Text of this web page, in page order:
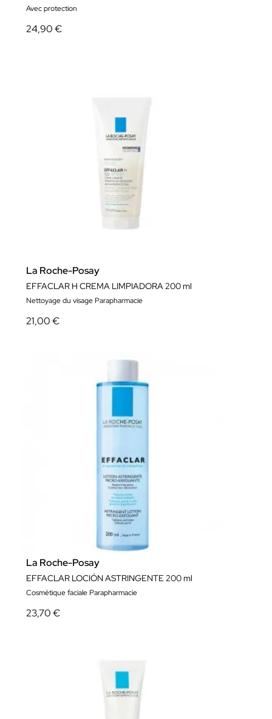
Avec protection
24,90 €
La Roche-Posay
EFFACLAR H CREMA LIMPIADORA 200 ml
Nettoyage du visage Parapharmacie
21,00 €
La Roche-Posay
EFFACLAR LOCIÓN ASTRINGENTE 200 ml
Cosmétique faciale Parapharmacie
23,70 €